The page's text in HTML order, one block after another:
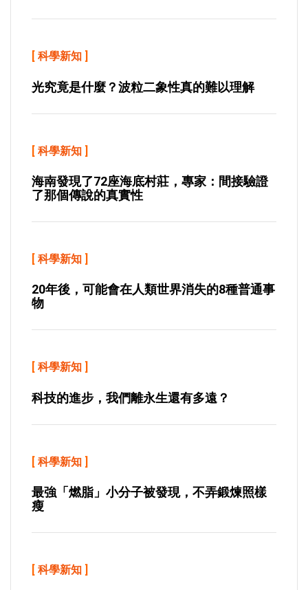
[ 科學新知 ]
光究竟是什麼？波粒二象性真的難以理解
[ 科學新知 ]
海南發現了72座海底村莊，專家：間接驗證
了那個傳說的真實性
[ 科學新知 ]
20年後，可能會在人類世界消失的8種普通事
物
[ 科學新知 ]
科技的進步，我們離永生還有多遠？
[ 科學新知 ]
最強「燃脂」小分子被發現，不弄鍛煉照樣
瘦
[ 科學新知 ]